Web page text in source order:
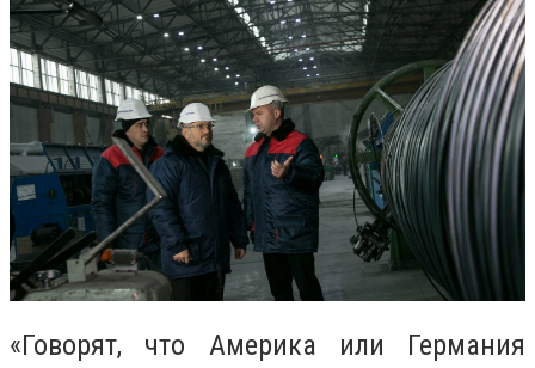
«Говорят, что Америка или Германия